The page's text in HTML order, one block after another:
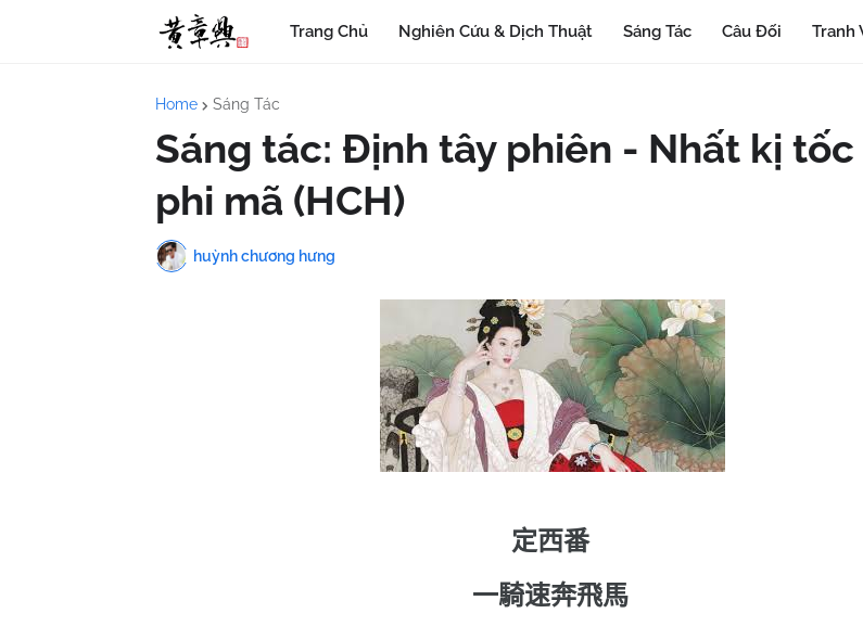
Trang Chủ Nghiên Cứu & Dịch Thuật Sáng Tác Câu Đối Tranh
Home Sáng Tác
Sáng tác: Định tây phiên - Nhất kị
phi mã (HCH)
huỳnh chương hưng
定西番
一騎速奔飛馬